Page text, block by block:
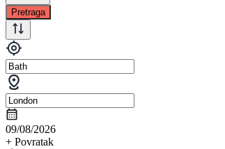
Pretraga
09/08/2026
+ Povratak